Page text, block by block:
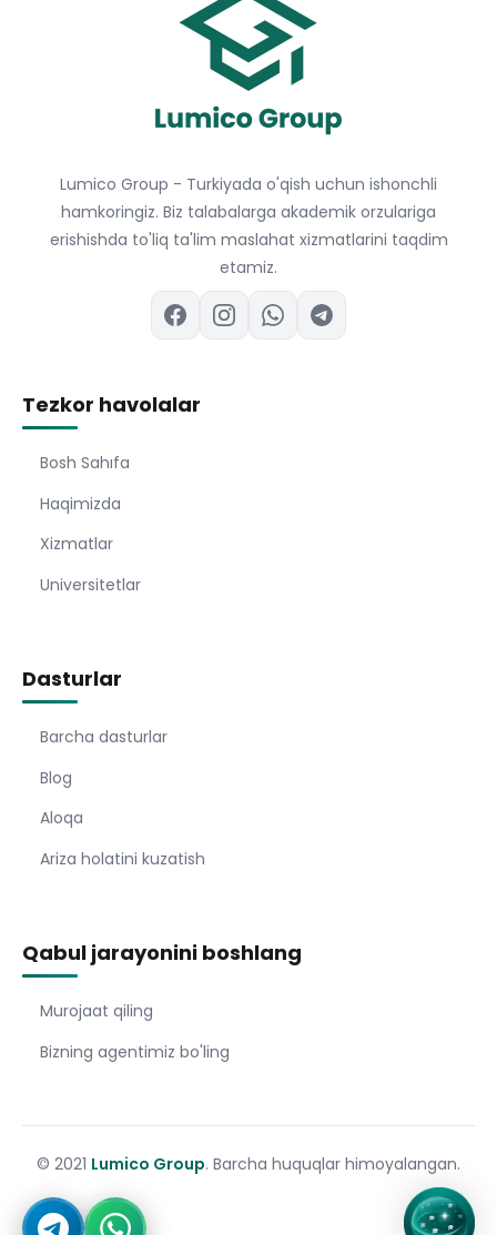
Lumico Group - Turkiyada o'qish uchun ishonchli
hamkoringiz. Biz talabalarga akademik orzulariga
erishishda to'liq ta'lim maslahat xizmatlarini taqdim
etamiz.
Tezkor havolalar
Bosh Sahıfa
Haqimizda
Xizmatlar
Universitetlar
Dasturlar
Barcha dasturlar
Blog
Aloqa
Ariza holatini kuzatish
Qabul jarayonini boshlang
Murojaat qiling
Bizning agentimiz bo'ling
© 2021 Lumico Group. Barcha huquqlar himoyalangan.